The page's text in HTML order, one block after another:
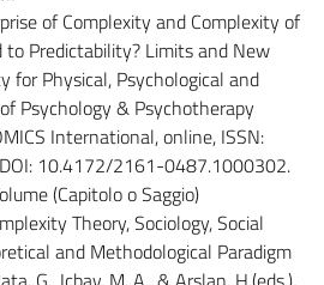
of Complexity and Complexity of
to Predictability? Limits and New
for Physical, Psychological and
Psychology & Psychotherapy
International, online, ISSN:
10.4172/2161-0487.1000302.
(Capitolo o Saggio)
Theory, Sociology, Social
and Methodological Paradigm